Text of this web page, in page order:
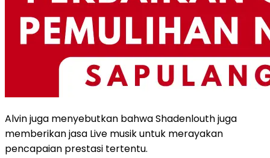
Alvin juga menyebutkan bahwa Shadenlouth juga
memberikan jasa Live musik untuk merayakan
pencapaian prestasi tertentu.